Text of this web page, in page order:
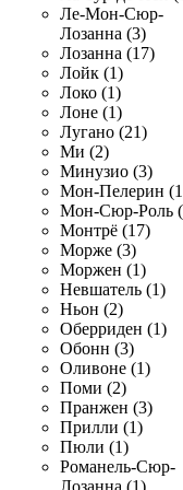
Ле-Мон-Сюр-
Лозанна (3)
Лозанна (17)
Лойк (1)
Локо (1)
Лоне (1)
Лугано (21)
Ми (2)
Минузио (3)
Мон-Пелерин
Мон-Сюр-Роль
Монтрё (17)
Морже (3)
Моржен (1)
Невшатель (1)
Ньон (2)
Оберриден (1)
Обонн (3)
Оливоне (1)
Поми (2)
Пранжен (3)
Прилли (1)
Пюли (1)
Романель-Сюр-
Лозанна (1)